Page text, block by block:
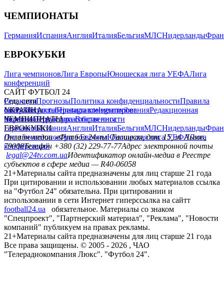
ЧЕМПИОНАТЫ
ГерманияИспанияАнглияИталияБельгияМЛСНидерланды
ЕВРОКУБКИ
Лига чемпионовЛига ЕвропыЮношеская лига УЕФАЛига
конференций
САЙТ ФУТБОЛ 24
РедакцияПрогнозыПолитика конфиденциальностиПравила
сайтуКонтактыПравила комментированияРедакционная
политикаСтруктура собственности
Соц. сети
facebookxyoutubeinstagramtelegramviber
УКРАИНА
УкраинаПервая лигаВторая лига
ЧЕМПИОНАТЫ
ГерманияИспанияАнглияИталияБельгияМЛСНидерланды
ЕВРОКУБКИ
Лига чемпионовЛига ЕвропыЮношеская лига УЕФАЛига
конференций
Онлайн-медиа «Футбол 24»пл. Галицкая, дом. 15, м. Львов,
79008Телефон +380 (32) 229-77-77Адрес электронной почты
legal@24tv.com.uaИдентификатор онлайн-медиа в Реестре
субъектов в сфере медиа — R40-06058
21+Материалы сайта предназначены для лиц старше 21 года
При цитировании и использовании любых материалов ссылка
на "Футбол 24" обязательна. При цитировании и
использовании в сети Интернет гиперссылка на сайтт
football24.ua
обязательное. Материалы со знаком
"Спецпроект", "Партнерский материал", "Реклама", "Новости
компаний" публикуем на правах рекламы.
21+Материалы сайта предназначены для лиц старше 21 года
Все права защищены. © 2005 - 2026 , ЧАО
"Телерадиокомпания Люкс". "Футбол 24".